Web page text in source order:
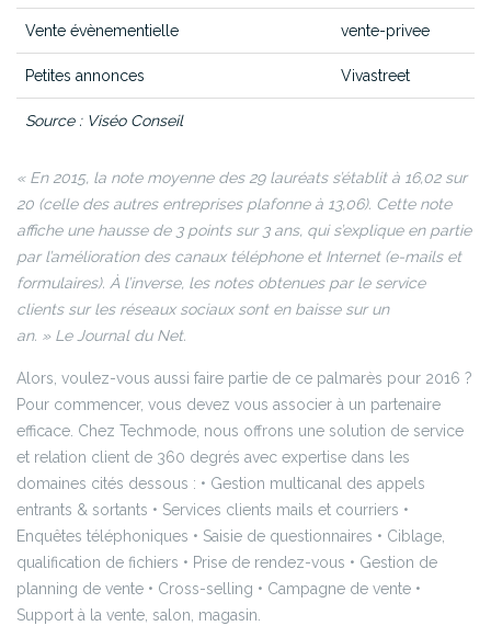
Source : Viséo Conseil
Vente évènementielle vente-privee
Petites annonces Vivastreet
« En 2015, la note moyenne des 29 lauréats s’établit à 16,02 sur
20 (celle des autres entreprises plafonne à 13,06). Cette note
affiche une hausse de 3 points sur 3 ans, qui s’explique en partie
par l’amélioration des canaux téléphone et Internet (e-mails et
formulaires). À l’inverse, les notes obtenues par le service
clients sur les réseaux sociaux sont en baisse sur un
an. » LeJournal du Net.
Alors, voulez-vous aussi faire partie de ce palmarès pour 2016 ?
Pour commencer, vous devez vous associer à un partenaire
efficace. Chez Techmode, nous offrons une solution de service
et relation client de 360 degrés avec expertise dans les
domaines cités dessous : • Gestion multicanal des appels
entrants & sortants • Services clients mails et courriers •
Enquêtes téléphoniques • Saisie de questionnaires • Ciblage,
qualification de fichiers • Prise de rendez-vous • Gestion de
planning de vente • Cross-selling • Campagne de vente •
Support à la vente, salon, magasin.